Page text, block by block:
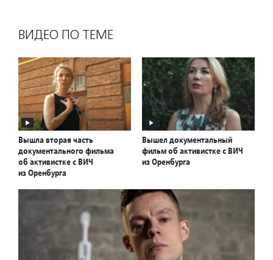
ВИДЕО ПО ТЕМЕ
Вышла вторая часть
документального фильма
об активистке с ВИЧ
из Оренбурга
Вышел документальный
фильм об активистке с ВИЧ
из Оренбурга